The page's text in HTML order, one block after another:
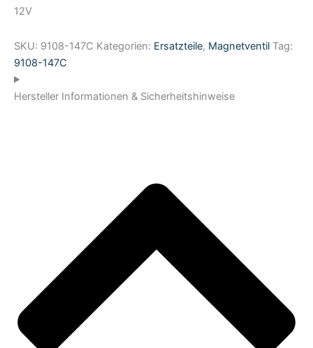
12V
SKU: 9108-147C Kategorien: Ersatzteile, Magnetventil Tag:
9108-147C
Hersteller Informationen & Sicherheitshinweise